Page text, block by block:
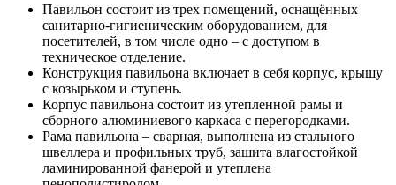
Павильон состоит из трех помещений, оснащённых
санитарно-гигиеническим оборудованием, для
посетителей, в том числе одно – с доступом в
техническое отделение.
Конструкция павильона включает в себя корпус, крышу
с козырьком и ступень.
Корпус павильона состоит из утепленной рамы и
сборного алюминиевого каркаса с перегородками.
Рама павильона – сварная, выполнена из стального
швеллера и профильных труб, зашита влагостойкой
ламинированной фанерой и утеплена